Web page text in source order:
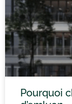
Pourquoi